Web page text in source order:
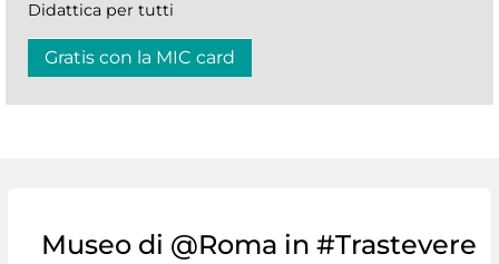
Didattica per tutti
Gratis con la MIC card
Museo di @Roma in #Trastevere